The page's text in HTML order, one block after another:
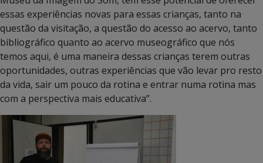
essas experiências novas para essas crianças, tanto na
questão da visitação, a questão do acesso ao acervo, tanto
bibliográfico quanto ao acervo museográfico que nós
temos aqui, é uma maneira dessas crianças terem outras
oportunidades, outras experiências que vão levar pro resto
da vida, sair um pouco da rotina e entrar numa rotina mas
com a perspectiva mais educativa”.